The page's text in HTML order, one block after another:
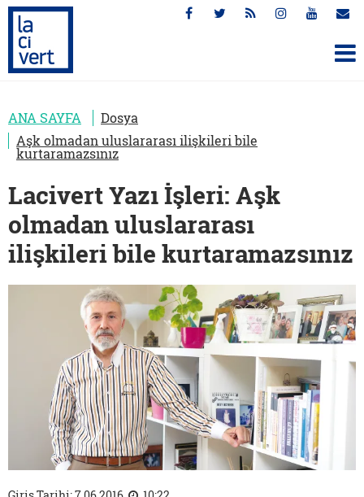
ANA SAYFA
Dosya
Aşk olmadan uluslararası ilişkileri bile
kurtaramazsınız
Lacivert Yazı İşleri: Aşk
olmadan uluslararası
ilişkileri bile kurtaramazsınız